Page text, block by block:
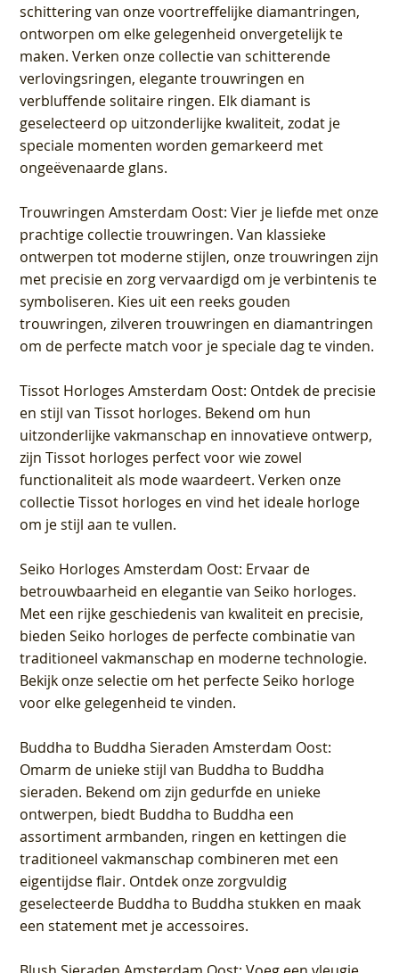
schittering van onze voortreffelijke diamantringen,
ontworpen om elke gelegenheid onvergetelijk te
maken. Verken onze collectie van schitterende
verlovingsringen, elegante trouwringen en
verbluffende solitaire ringen. Elk diamant is
geselecteerd op uitzonderlijke kwaliteit, zodat je
speciale momenten worden gemarkeerd met
ongeëvenaarde glans.
Trouwringen Amsterdam Oost: Vier je liefde met onze
prachtige collectie trouwringen. Van klassieke
ontwerpen tot moderne stijlen, onze trouwringen zijn
met precisie en zorg vervaardigd om je verbintenis te
symboliseren. Kies uit een reeks gouden
trouwringen, zilveren trouwringen en diamantringen
om de perfecte match voor je speciale dag te vinden.
Tissot Horloges Amsterdam Oost: Ontdek de precisie
en stijl van Tissot horloges. Bekend om hun
uitzonderlijke vakmanschap en innovatieve ontwerp,
zijn Tissot horloges perfect voor wie zowel
functionaliteit als mode waardeert. Verken onze
collectie Tissot horloges en vind het ideale horloge
om je stijl aan te vullen.
Seiko Horloges Amsterdam Oost: Ervaar de
betrouwbaarheid en elegantie van Seiko horloges.
Met een rijke geschiedenis van kwaliteit en precisie,
bieden Seiko horloges de perfecte combinatie van
traditioneel vakmanschap en moderne technologie.
Bekijk onze selectie om het perfecte Seiko horloge
voor elke gelegenheid te vinden.
Buddha to Buddha Sieraden Amsterdam Oost:
Omarm de unieke stijl van Buddha to Buddha
sieraden. Bekend om zijn gedurfde en unieke
ontwerpen, biedt Buddha to Buddha een
assortiment armbanden, ringen en kettingen die
traditioneel vakmanschap combineren met een
eigentijdse flair. Ontdek onze zorgvuldig
geselecteerde Buddha to Buddha stukken en maak
een statement met je accessoires.